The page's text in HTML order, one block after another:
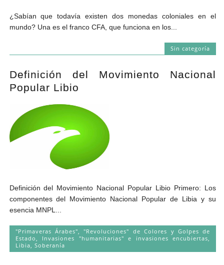
¿Sabían que todavía existen dos monedas coloniales en el
mundo? Una es el franco CFA, que funciona en los...
Sin categoría
Definición del Movimiento Nacional
Popular Libio
Definición del Movimiento Nacional Popular Libio Primero: Los
componentes del Movimiento Nacional Popular de Libia y su
esencia MNPL...
"Primaveras Árabes", "Revoluciones" de Colores y Golpes de
Estado
Invasiones "humanitarias" e invasiones encubiertas
Libia Soberanía